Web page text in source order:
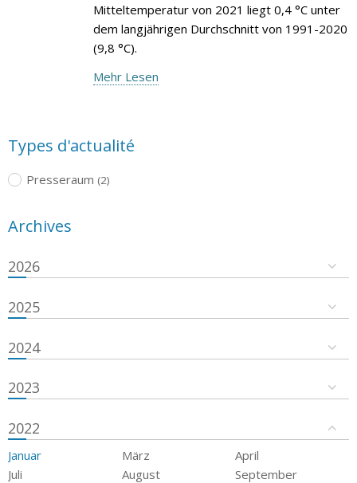
Mitteltemperatur von 2021 liegt 0,4 °C unter
dem langjährigen Durchschnitt von 1991-2020
(9,8 °C).
Mehr Lesen
Types d'actualité
Presseraum (2)
Archives
2026
2025
2024
2023
2022
Januar März
April
Juli
August
September